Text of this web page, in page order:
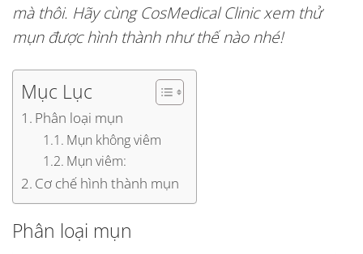
mà thôi. Hãy cùng CosMedical Clinic xem thử
mụn được hình thành như thế nào nhé!
Mục Lục
Phân loại mụn
Mụn không viêm
Mụn viêm:
Cơ chế hình thành mụn
Phân loại mụn